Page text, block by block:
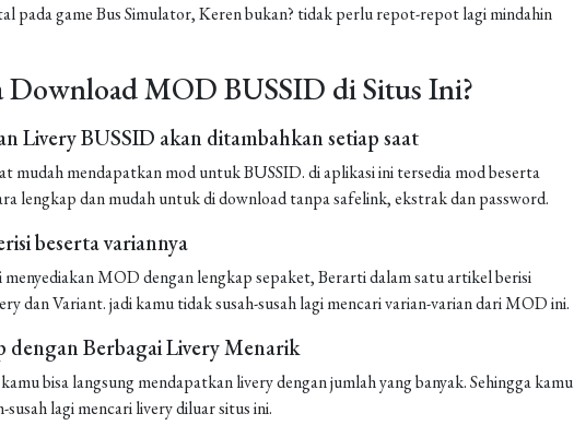
pada game Bus Simulator, Keren bukan? tidak perlu repot-repot lagi mindahin
Download MOD BUSSID di Situs Ini?
Livery BUSSID akan ditambahkan setiap saat
mudah mendapatkan mod untuk BUSSID. di aplikasi ini tersedia mod beserta
lengkap dan mudah untuk di download tanpa safelink, ekstrak dan password.
beserta variannya
menyediakan MOD dengan lengkap sepaket, Berarti dalam satu artikel berisi
dan Variant. jadi kamu tidak susah-susah lagi mencari varian-varian dari MOD ini.
dengan Berbagai Livery Menarik
bisa langsung mendapatkan livery dengan jumlah yang banyak. Sehingga kamu
susah lagi mencari livery diluar situs ini.